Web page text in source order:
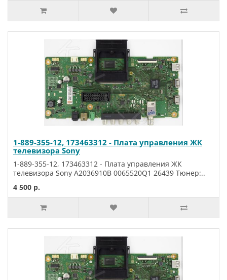
1-889-355-12, 173463312 - Плата управления ЖК
телевизора Sony
1-889-355-12, 173463312 - Плата управления ЖК
телевизора Sony A2036910B 0065520Q1 26439 Тюнер:..
4 500 р.